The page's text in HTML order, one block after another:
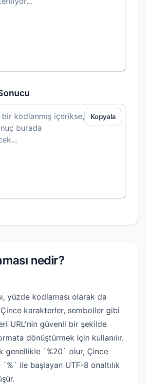
Kopyala
nedir?
yüzde kodlaması olarak da
karakterler, semboller gibi
URL'nin güvenli bir şekilde
dönüştürmek için kullanılır.
genellikle `%20` olur, Çince
ile başlayan UTF-8 onaltılık